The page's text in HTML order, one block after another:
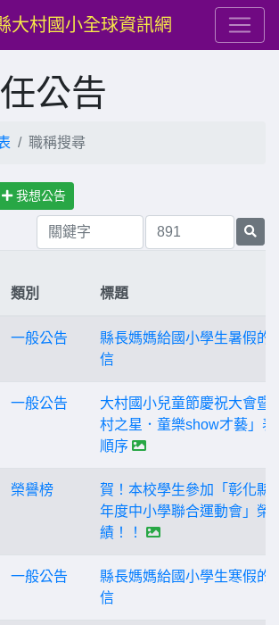
大村國小全球資訊網
公告
職稱搜尋
我想公告
類別 標題
一般公告
縣長媽媽給國小學生暑假的
信
一般公告
大村國小兒童節慶祝大會暨
村之星．童樂show才藝」表
順序
榮譽榜
賀！本校學生參加「彰化縣
年度中小學聯合運動會」榮
績！！
一般公告
縣長媽媽給國小學生寒假的
信